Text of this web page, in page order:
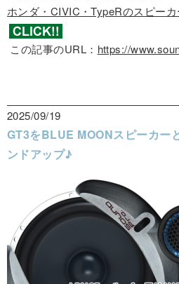
ホンダ・CIVIC・TypeRのスピー
この記事のURL： https://
2025/09/19
GT3をBLUE MOONスピーカー
ンドアップ♪